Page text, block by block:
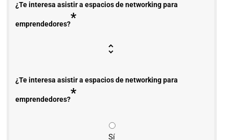
¿Te interesa asistir a espacios de networking para
emprendedores?*
¿Te interesa asistir a espacios de networking para
emprendedores?*
Sí